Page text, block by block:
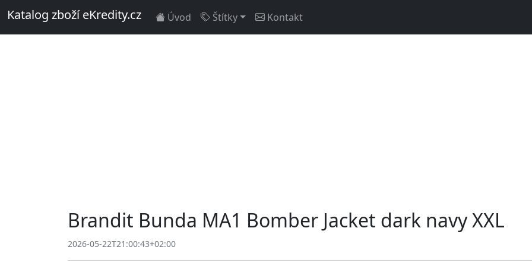
Katalog zboží eKredity.cz Úvod Štítky Kontakt
Brandit Bunda MA1 Bomber Jacket dark navy XXL
2026-05-22T21:00:43+02:00